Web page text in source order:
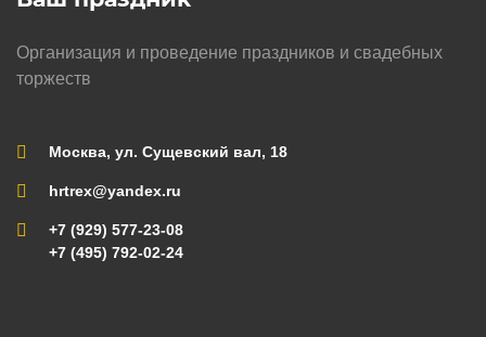
Организация и проведение праздников и свадебных
торжеств
Москва, ул. Сущевский вал, 18
hrtrex@yandex.ru
+7 (929) 577-23-08
+7 (495) 792-02-24